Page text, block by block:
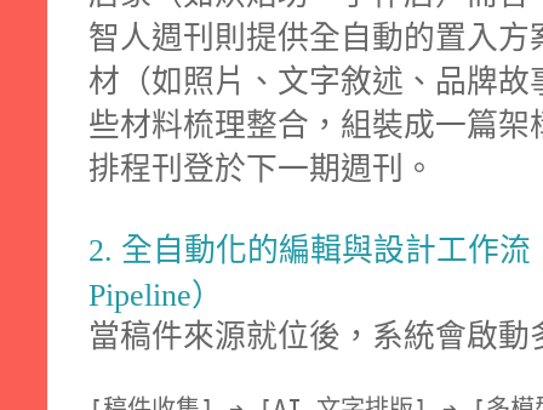
智人週刊則提供全自動的置入
材（如照片、文字敘述、品牌故
些材料梳理整合，組裝成一篇
排程刊登於下一期週刊。
2. 全自動化的編輯與設計工作流
Pipeline）
當稿件來源就位後，系統會啟